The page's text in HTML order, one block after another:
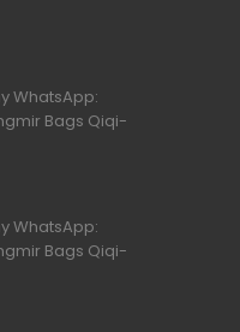
WhatsApp:
Bags Qiqi-
WhatsApp:
Bags Qiqi-